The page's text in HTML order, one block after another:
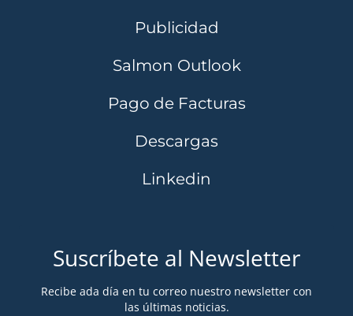
Publicidad
Salmon Outlook
Pago de Facturas
Descargas
Linkedin
Suscríbete al Newsletter
Recibe ada día en tu correo nuestro newsletter con
las últimas noticias.